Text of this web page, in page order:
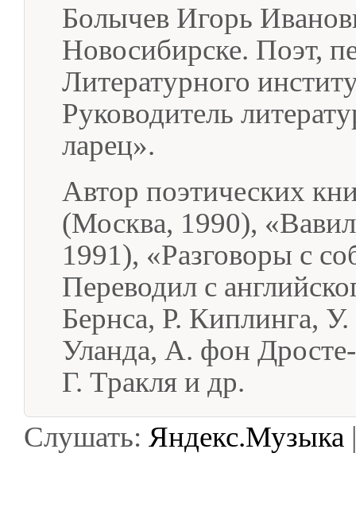
Болычев Игорь
Новосибирске. Поэт,
Литературного
Руководитель
ларец».
Автор поэтических
(Москва, 1990),
1991), «Разговоры с
Переводил с
Бернса, Р. Киплинга,
Уланда, А. фон
Г. Тракля и др.
Слушать: Яндекс.Музыка